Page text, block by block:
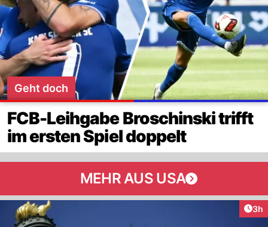
Geht doch
FCB-Leihgabe Broschinski trifft
im ersten Spiel doppelt
MEHR AUS USA
3h